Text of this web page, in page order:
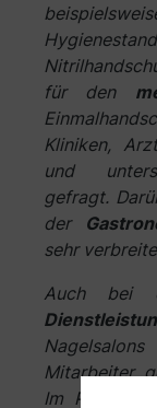
für den
Kliniken,
und
gefragt.
der
sehr
Auch bei
Mitarbeiter
Im